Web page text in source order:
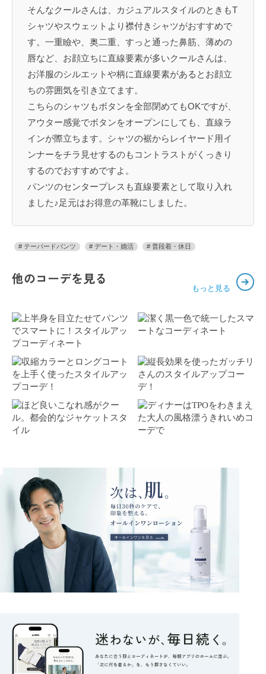
そんなクールさんは、カジュアルスタイルのときもT
シャツやスウェットより襟付きシャツがおすすめで
す。一重瞼や、奥二重、すっと通った鼻筋、薄めの
唇など、お顔立ちに直線要素が多いクールさんは、
お洋服のシルエットや柄に直線要素があるとお顔立
ちの雰囲気を引き立てます。
こちらのシャツもボタンを全部閉めてもOKですが、
アウター感覚でボタンをオープンにしても、直線ラ
インが際立ちます。シャツの裾からレイヤード用イ
ンナーをチラ見せするのもコントラストがくっきり
するのでおすすめですよ。
パンツのセンタープレスも直線要素として取り入れ
ました♪足元はお得意の革靴にしました。
テーパードパンツ デート・婚活 普段着・休日
他のコーデを見る
もっと見る